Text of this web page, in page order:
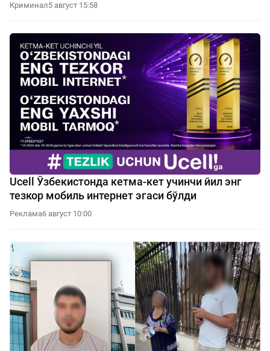
Криминал5 август 15:58
Ucell Ўзбекистонда кетма-кет учинчи йил энг
тезкор мобиль интернет эгаси бўлди
Реклама6 август 10:00